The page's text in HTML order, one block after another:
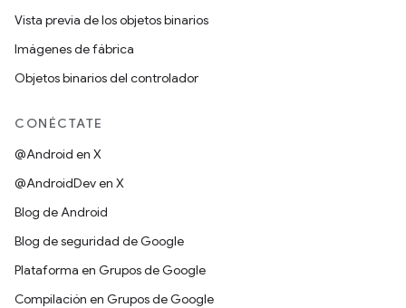
Vista previa de los objetos binarios
Imágenes de fábrica
Objetos binarios del controlador
CONÉCTATE
@Android en X
@AndroidDev en X
Blog de Android
Blog de seguridad de Google
Plataforma en Grupos de Google
Compilación en Grupos de Google